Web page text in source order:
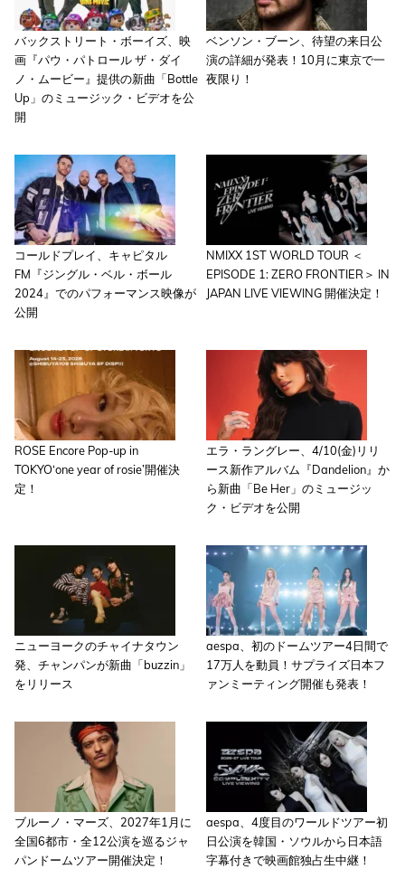
バックストリート・ボーイズ、映
画『パウ・パトロール ザ・ダイ
ノ・ムービー』提供の新曲「Bottle
Up」のミュージック・ビデオを公
開
ベンソン・ブーン、待望の来日公
演の詳細が発表！10月に東京で一
夜限り！
コールドプレイ、キャピタル
FM『ジングル・ベル・ボール
2024』でのパフォーマンス映像が
公開
NMIXX 1ST WORLD TOUR ＜
EPISODE 1: ZERO FRONTIER＞ IN
JAPAN LIVE VIEWING 開催決定！
ROSE Encore Pop-up in
TOKYO‘one year of rosie’開催決
定！
エラ・ラングレー、4/10(金)リリ
ース新作アルバム『Dandelion』か
ら新曲「Be Her」のミュージッ
ク・ビデオを公開
ニューヨークのチャイナタウン
発、チャンパンが新曲「buzzin」
をリリース
aespa、初のドームツアー4日間で
17万人を動員！サプライズ日本フ
ァンミーティング開催も発表！
ブルーノ・マーズ、2027年1月に
全国6都市・全12公演を巡るジャ
パンドームツアー開催決定！
aespa、4度目のワールドツアー初
日公演を韓国・ソウルから日本語
字幕付きで映画館独占生中継！